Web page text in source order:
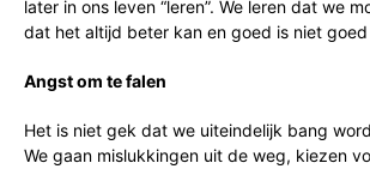
later in ons leven “leren”. We leren dat we
dat het altijd beter kan en goed is niet
Angst om te falen
Het is niet gek dat we uiteindelijk bang
We gaan mislukkingen uit de weg, kiezen